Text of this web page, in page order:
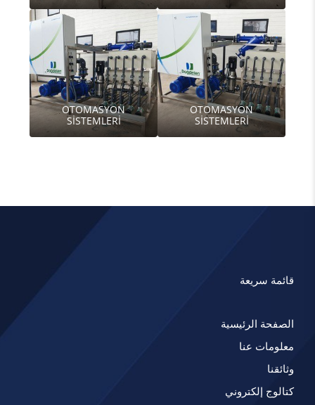
OTOMASYON
SİSTEMLERİ
OTOMASYON
SİSTEMLERİ
قائمة سريعة
الصفحة الرئيسية
معلومات عنا
وثائقنا
كتالوج إلكتروني